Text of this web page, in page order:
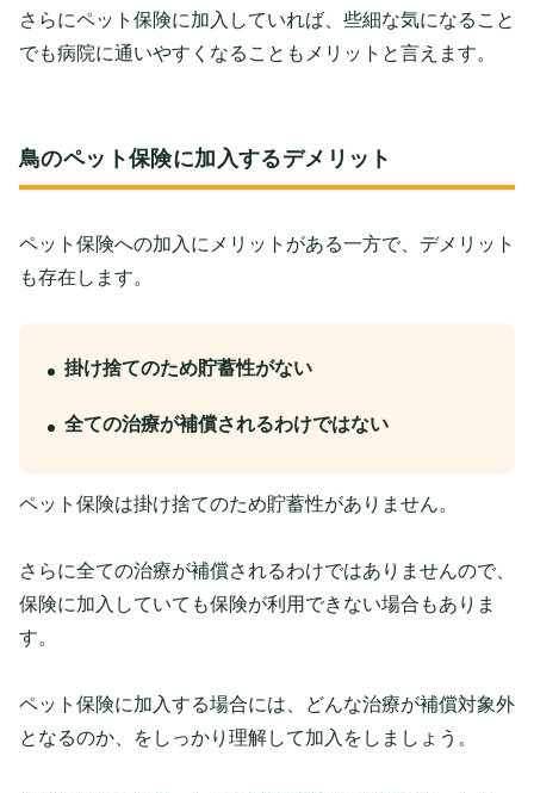
さらにペット保険に加入していれば、些細な気になること
でも病院に通いやすくなることもメリットと言えます。
鳥のペット保険に加入するデメリット
ペット保険への加入にメリットがある一方で、デメリット
も存在します。
掛け捨てのため貯蓄性がない
全ての治療が補償されるわけではない
ペット保険は掛け捨てのため貯蓄性がありません。
さらに全ての治療が補償されるわけではありませんので、
保険に加入していても保険が利用できない場合もありま
す。
ペット保険に加入する場合には、どんな治療が補償対象外
となるのか、をしっかり理解して加入をしましょう。